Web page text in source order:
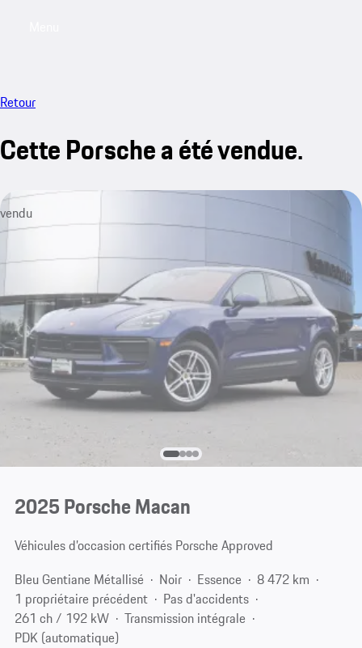
Retour
Cette Porsche a été vendue.
vendu
2025 Porsche Macan
Véhicules d’occasion certifiés Porsche Approved
Bleu Gentiane Métallisé
Noir Essence
8 472 km
1 propriétaire précédent
Pas d'accidents
261 ch / 192 kW
Transmission intégrale
PDK (automatique)